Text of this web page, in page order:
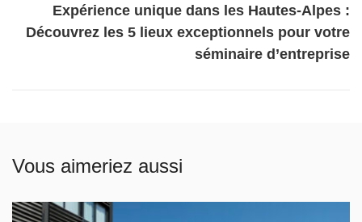
Expérience unique dans les Hautes-Alpes :
Découvrez les 5 lieux exceptionnels pour votre
séminaire d’entreprise
Vous aimeriez aussi